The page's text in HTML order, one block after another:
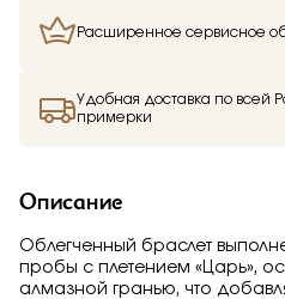
Расширенное сервисное
Удобная доставка по всей
примерки
Описание
Облегченный браслет
пробы с плетением «Царь»,
алмазной гранью, что